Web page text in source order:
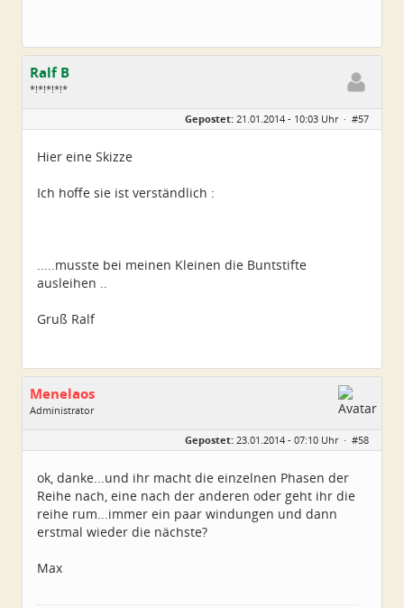
Ralf B
*!*!*!*!*
Geschlecht:
keine Angabe
Beiträge:
659
Gepostet: 21.01.2014 - 10:03 Uhr · #57
Hier eine Skizze
Ich hoffe sie ist verständlich :
.....musste bei meinen Kleinen die Buntstifte
ausleihen ..
Gruß Ralf
Menelaos
Administrator
Alter:
40
Dabei seit:
04 / 2007
Gepostet: 23.01.2014 - 07:10 Uhr · #58
ok, danke...und ihr macht die einzelnen Phasen der
Reihe nach, eine nach der anderen oder geht ihr die
reihe rum...immer ein paar windungen und dann
erstmal wieder die nächste?
Max